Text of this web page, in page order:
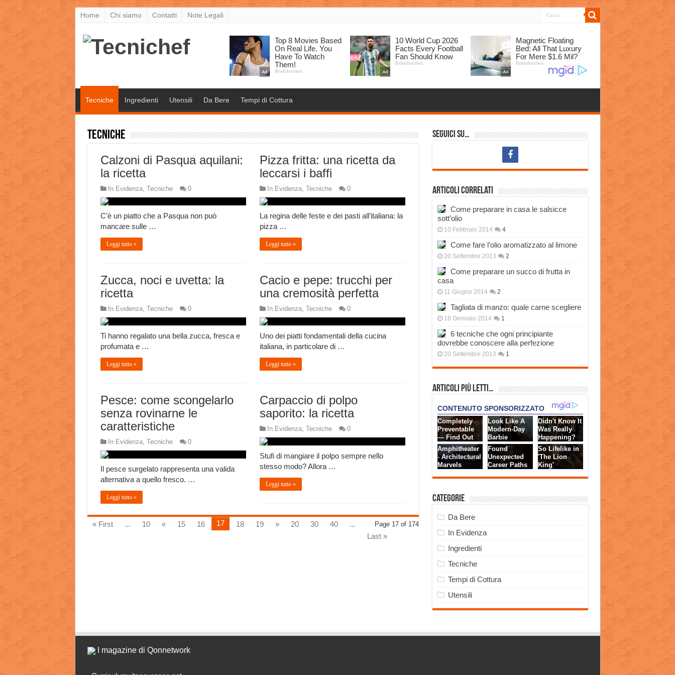
Home Chi siamo Contatti Note Legali
Tecniche Ingredienti Utensili Da Bere Tempi di Cottura
Tecniche
Calzoni di Pasqua aquilani:
la ricetta
In Evidenza, Tecniche 0
C’è un piatto che a Pasqua non può
mancare sulle …
Leggi tutto »
Pizza fritta: una ricetta da
leccarsi i baffi
In Evidenza, Tecniche 0
La regina delle feste e dei pasti all’italiana: la
pizza …
Leggi tutto »
Zucca, noci e uvetta: la
ricetta
In Evidenza, Tecniche 0
Ti hanno regalato una bella zucca, fresca e
profumata e …
Leggi tutto »
Cacio e pepe: trucchi per
una cremosità perfetta
In Evidenza, Tecniche 0
Uno dei piatti fondamentali della cucina
italiana, in particolare di …
Leggi tutto »
Pesce: come scongelarlo
senza rovinarne le
caratteristiche
In Evidenza, Tecniche 0
Il pesce surgelato rappresenta una valida
alternativa a quello fresco. …
Leggi tutto »
Carpaccio di polpo
saporito: la ricetta
In Evidenza, Tecniche 0
Stufi di mangiare il polpo sempre nello
stesso modo? Allora …
Leggi tutto »
Page 17 of 174
« First ... 10 « 15 16 17 18 19 » 20 30 40
...
Last »
Seguici su…
Articoli correlati
Come preparare in casa le salsicce
sott’olio
10 Febbraio 2014 4
Come fare l’olio aromatizzato al limone
20 Settembre 2013 2
Come preparare un succo di frutta in
casa
11 Giugno 2014 2
Tagliata di manzo: quale carne scegliere
16 Gennaio 2014 1
6 tecniche che ogni principiante
dovrebbe conoscere alla perfezione
20 Settembre 2013 1
Articoli più Letti…
Categorie
Da Bere
In Evidenza
Ingredienti
Tecniche
Tempi di Cottura
Utensili
I magazine di Qonnetwork